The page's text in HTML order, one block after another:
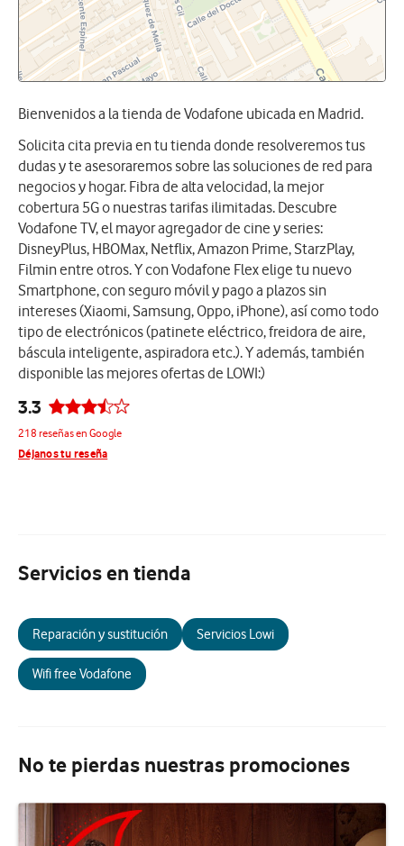
Bienvenidos a la tienda de Vodafone ubicada en Madrid.
Solicita cita previa en tu tienda donde resolveremos tus
dudas y te asesoraremos sobre las soluciones de red para
negocios y hogar. Fibra de alta velocidad, la mejor
cobertura 5G o nuestras tarifas ilimitadas. Descubre
Vodafone TV, el mayor agregador de cine y series:
DisneyPlus, HBOMax, Netflix, Amazon Prime, StarzPlay,
Filmin entre otros. Y con Vodafone Flex elige tu nuevo
Smartphone, con seguro móvil y pago a plazos sin
intereses (Xiaomi, Samsung, Oppo, iPhone), así como todo
tipo de electrónicos (patinete eléctrico, freidora de aire,
báscula inteligente, aspiradora etc.). Y además, también
disponible las mejores ofertas de LOWI:)
3.3
218 reseñas en Google
Déjanos tu reseña
Servicios en tienda
Reparación y sustitución Servicios Lowi
Wifi free Vodafone
No te pierdas nuestras promociones